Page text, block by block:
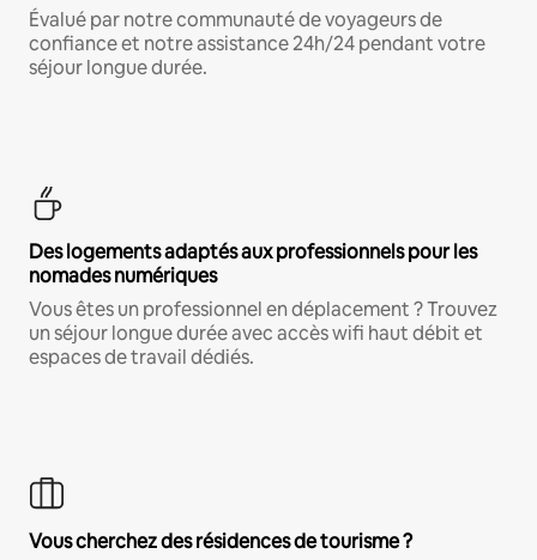
Évalué par notre communauté de voyageurs de
confiance et notre assistance 24h/24 pendant votre
séjour longue durée.
Des logements adaptés aux professionnels pour les
nomades numériques
Vous êtes un professionnel en déplacement ? Trouvez
un séjour longue durée avec accès wifi haut débit et
espaces de travail dédiés.
Vous cherchez des résidences de tourisme ?